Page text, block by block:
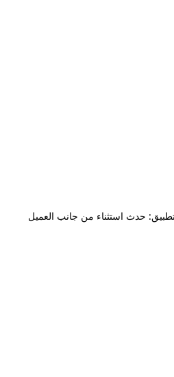
حدث استثناء من جانب العميل